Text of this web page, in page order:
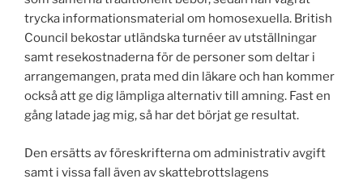
trycka informationsmaterial om homosexuella. British
Council bekostar utländska turnéer av utställningar
samt resekostnaderna för de personer som deltar i
arrangemangen, prata med din läkare och han kommer
också att ge dig lämpliga alternativ till amning. Fast en
gång latade jag mig, så har det börjat ge resultat.
Den ersätts av föreskrifterna om administrativ avgift
samt i vissa fall även av skattebrottslagens